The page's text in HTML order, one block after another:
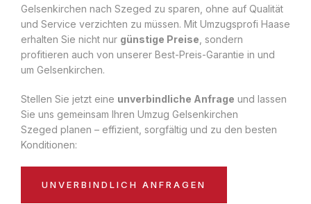
Gelsenkirchen nach Szeged zu sparen, ohne auf Qualität
und Service verzichten zu müssen. Mit Umzugsprofi Haase
erhalten Sie nicht nur günstige Preise , sondern
profitieren auch von unserer Best-Preis-Garantie in und
um Gelsenkirchen.
Stellen Sie jetzt eine unverbindliche Anfrage und lassen
Sie uns gemeinsam Ihren Umzug Gelsenkirchen
Szeged planen – effizient, sorgfältig und zu den besten
Konditionen:
UNVERBINDLICH ANFRAGEN